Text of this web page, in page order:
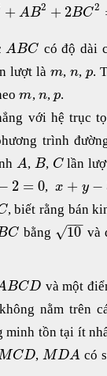
+ AB2 + 2BC2
ABC có độ dài
lượt là m, n, p.
m, n, p.
với hệ trục
trình
A, B, Clần
2 = 0,x + y −
, biết rằng bán
C bằng 10
−−
√ và
BCD và một
không nằm trên
minh tồn tại ít
CD, MDAcó